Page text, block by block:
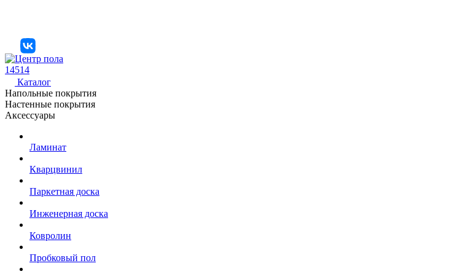
14514
Каталог
Напольные покрытия
Настенные покрытия
Аксессуары
Ламинат
Кварцвинил
Паркетная доска
Инженерная доска
Ковролин
Пробковый пол